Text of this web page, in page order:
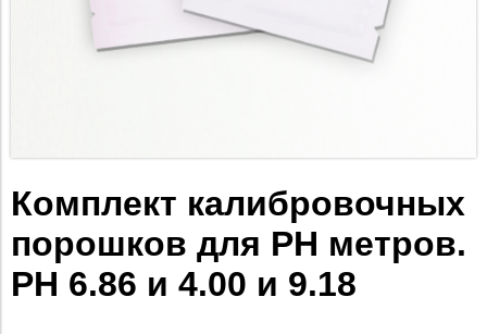
Комплект калибровочных
порошков для PH метров.
PH 6.86 и 4.00 и 9.18